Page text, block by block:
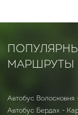
МАРШРУТЫ
Автобус
Автобус Бердах -